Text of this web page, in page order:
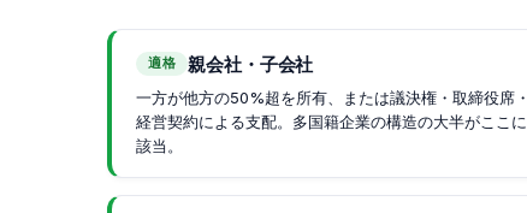
適格 親会社・子会社
一方が他方の50%超を所有、または議決権・取締役席・
経営契約による支配。多国籍企業の構造の大半がここに
該当。